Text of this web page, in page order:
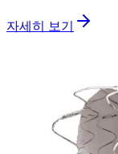
자세히 보기